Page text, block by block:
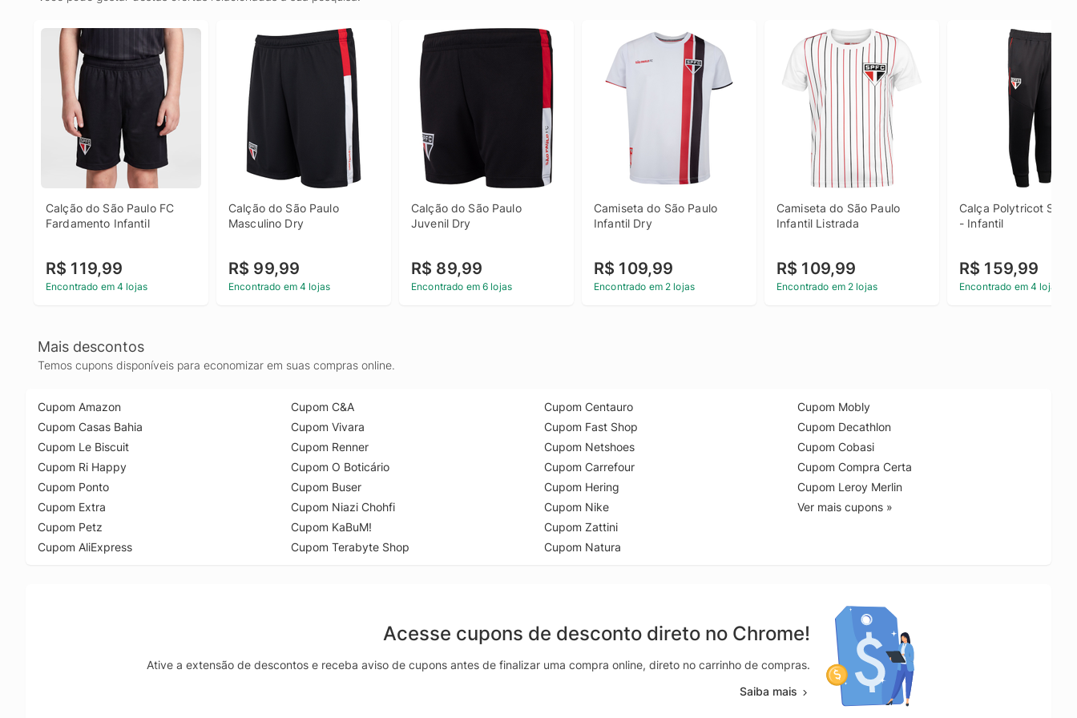
Calção do São Paulo FC
Fardamento Infantil
R$ 119,99
Encontrado em 4 lojas
Calção do São Paulo
Masculino Dry
R$ 99,99
Encontrado em 4 lojas
Calção do São Paulo
Juvenil Dry
R$ 89,99
Encontrado em 6 lojas
Camiseta do São Paulo
Infantil Dry
R$ 109,99
Encontrado em 2 lojas
Camiseta do São Paulo
Infantil Listrada
R$ 109,99
Encontrado em 2 lojas
Calça Polytricot São
- Infantil
R$ 159,99
Encontrado em 4 lojas
Mais descontos
Temos cupons disponíveis para economizar em suas compras online.
Cupom Amazon
Cupom Casas Bahia
Cupom Le Biscuit
Cupom Ri Happy
Cupom Ponto
Cupom Extra
Cupom Petz
Cupom AliExpress
Cupom C&A
Cupom Vivara
Cupom Renner
Cupom O Boticário
Cupom Buser
Cupom Niazi Chohfi
Cupom KaBuM!
Cupom Terabyte Shop
Cupom Centauro
Cupom Fast Shop
Cupom Netshoes
Cupom Carrefour
Cupom Hering
Cupom Nike
Cupom Zattini
Cupom Natura
Cupom Mobly
Cupom Decathlon
Cupom Cobasi
Cupom Compra Certa
Cupom Leroy Merlin
Ver mais cupons »
Acesse cupons de desconto direto no Chrome!
Ative a extensão de descontos e receba aviso de cupons antes de finalizar uma compra online, direto no carrinho de compras.
Saiba mais